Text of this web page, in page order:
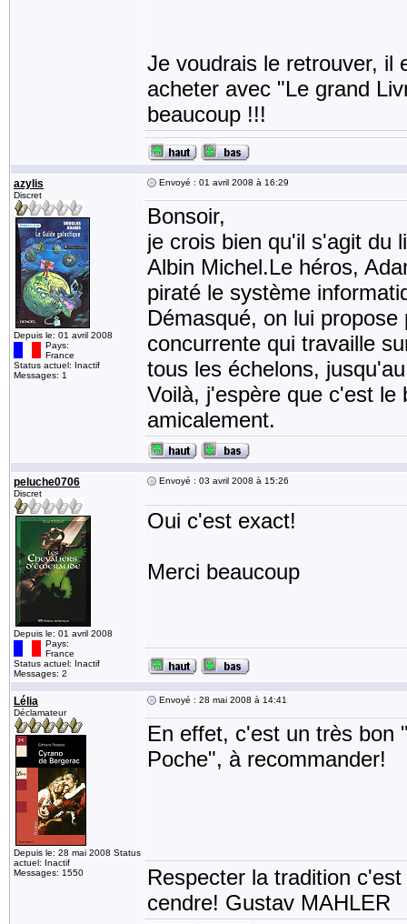
Je voudrais le retrouver, il
acheter avec "Le grand
beaucoup !!!
azylis
Discret
Depuis le: 01 avril 2008
Pays:
France
Status actuel: Inactif
Messages: 1
Envoyé : 01 avril 2008 à 16:29
Bonsoir,
je crois bien qu'il s'agit du
Albin Michel.Le héros,
piraté le système
Démasqué, on lui
concurrente qui travaille
tous les échelons,
Voilà, j'espère que c'est le
amicalement.
peluche0706
Discret
Depuis le: 01 avril 2008
Pays:
France
Status actuel: Inactif
Messages: 2
Envoyé : 03 avril 2008 à 15:26
Oui c'est exact!
Merci beaucoup
Lélia
Déclamateur
Depuis le: 28 mai 2008 Status
actuel: Inactif
Messages: 1550
Envoyé : 28 mai 2008 à 14:41
En effet, c'est un très bon
Poche", à recommander!
Respecter la tradition
cendre! Gustav MAHLER